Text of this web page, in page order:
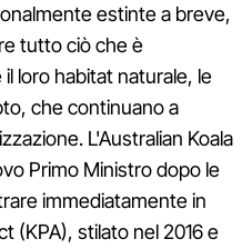
estinte a breve,
tutto ciò che è
loro habitat naturale, le
che continuano a
L'Australian Koala
Primo Ministro dopo le
immediatamente in
(KPA), stilato nel 2016 e